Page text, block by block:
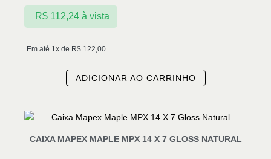
Em até 1x de R$ 122,00
R$112,24 à vista
ADICIONAR AO CARRINHO
CAIXA MAPEX MAPLE MPX 14 X 7 GLOSS NATURAL